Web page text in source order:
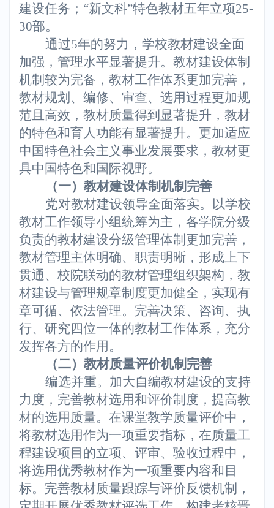
建设任务；“新文科”特色教材五年立项25-
30部。
通过5年的努力，学校教材建设全面
加强，管理水平显著提升。教材建设体制
机制较为完备，教材工作体系更加完善，
教材规划、编修、审查、选用过程更加规
范且高效，教材质量得到显著提升，教材
的特色和育人功能有显著提升。更加适应
中国特色社会主义事业发展要求，教材更
具中国特色和国际视野。
（一）教材建设体制机制完善
党对教材建设领导全面落实。以学校
教材工作领导小组统筹为主，各学院分级
负责的教材建设分级管理体制更加完善，
教材管理主体明确、职责明晰，形成上下
贯通、校院联动的教材管理组织架构，教
材建设与管理规章制度更加健全，实现有
章可循、依法管理。完善决策、咨询、执
行、研究四位一体的教材工作体系，充分
发挥各方的作用。
（二）教材质量评价机制完善
编选并重。加大自编教材建设的支持
力度，完善教材选用和评价制度，提高教
材的选用质量。在课堂教学质量评价中，
将教材选用作为一项重要指标，在质量工
程建设项目的立项、评审、验收过程中，
将选用优秀教材作为一项重要内容和目
标。完善教材质量跟踪与评价反馈机制，